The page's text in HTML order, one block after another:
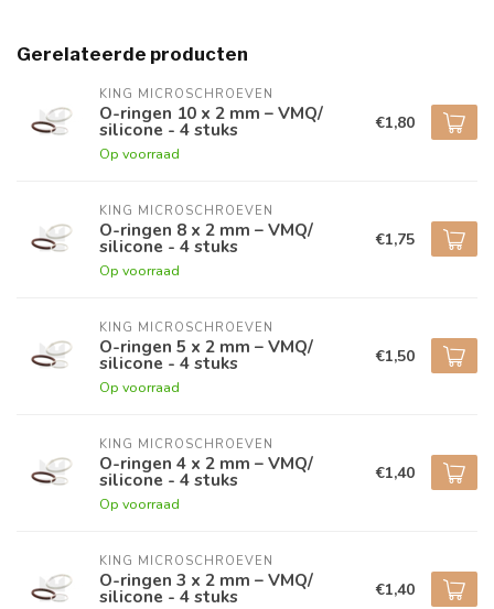
Gerelateerde producten
KING MICROSCHROEVEN
O-ringen 10 x 2 mm – VMQ/
silicone - 4 stuks
Op voorraad
€1,80
KING MICROSCHROEVEN
O-ringen 8 x 2 mm – VMQ/
silicone - 4 stuks
Op voorraad
€1,75
KING MICROSCHROEVEN
O-ringen 5 x 2 mm – VMQ/
silicone - 4 stuks
Op voorraad
€1,50
KING MICROSCHROEVEN
O-ringen 4 x 2 mm – VMQ/
silicone - 4 stuks
Op voorraad
€1,40
KING MICROSCHROEVEN
O-ringen 3 x 2 mm – VMQ/
silicone - 4 stuks €1,40